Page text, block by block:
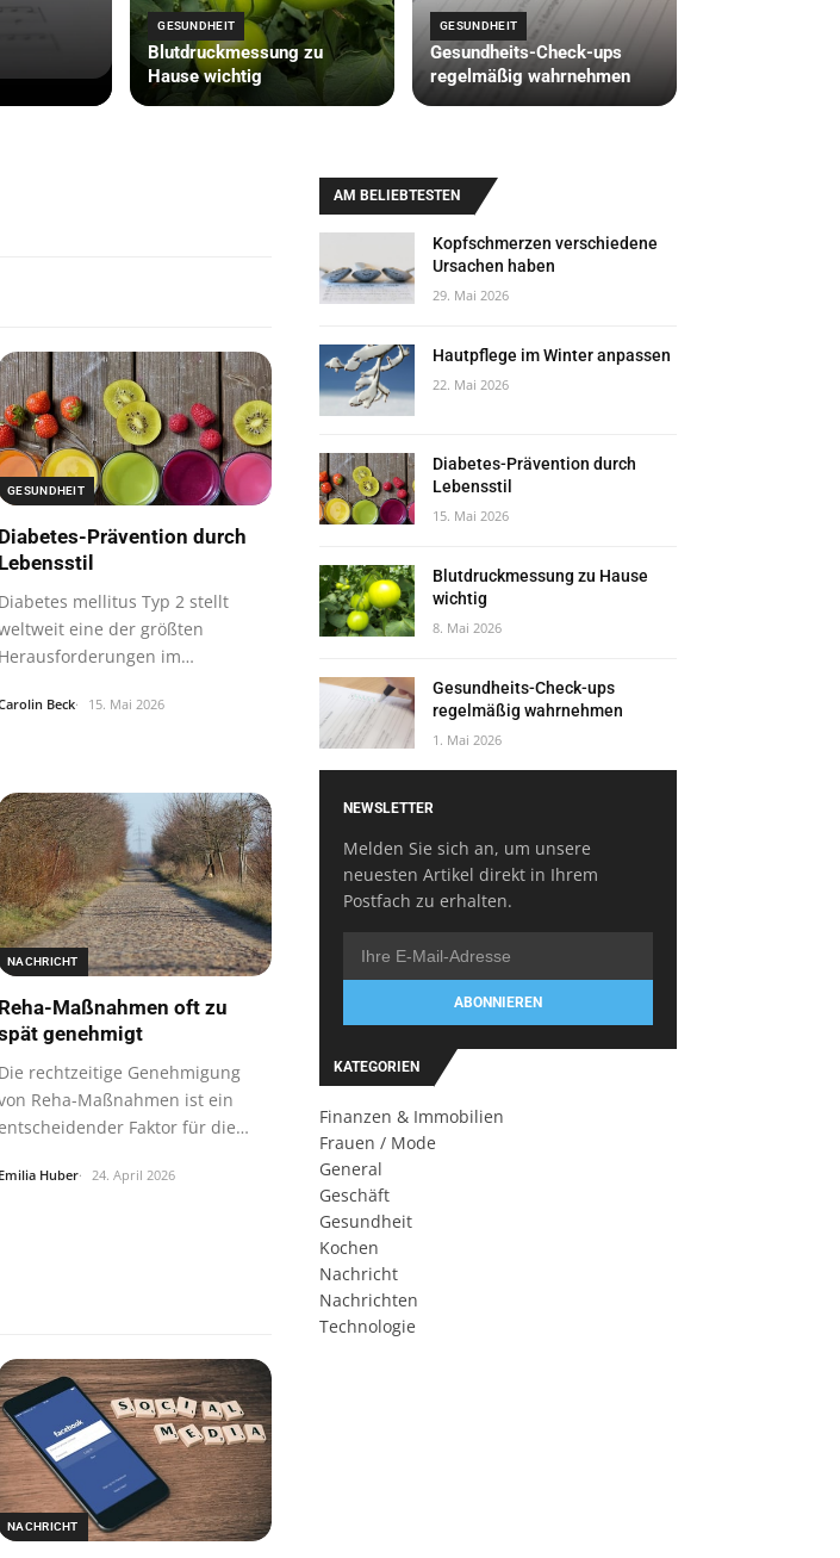
GESUNDHEIT
Blutdruckmessung zu
Hause wichtig
GESUNDHEIT
Gesundheits-Check-ups
regelmäßig wahrnehmen
GESUNDHEIT
Diabetes-Prävention durch
Lebensstil
Diabetes mellitus Typ 2 stellt
eine der größten
Herausforderungen im
Beck 15. Mai 2026
NACHRICHT
Reha-Maßnahmen oft zu
genehmigt
Die rechtzeitige Genehmigung
Reha-Maßnahmen ist ein
Faktor für die
Emilia Huber 24. April 2026
NACHRICHT
AM BELIEBTESTEN
Kopfschmerzen verschiedene
Ursachen haben
29. Mai 2026
Hautpflege im Winter anpassen
22. Mai 2026
Diabetes-Prävention durch
Lebensstil
15. Mai 2026
Blutdruckmessung zu Hause
wichtig
8. Mai 2026
Gesundheits-Check-ups
regelmäßig wahrnehmen
1. Mai 2026
NEWSLETTER
Melden Sie sich an, um unsere
neuesten Artikel direkt in Ihrem
Postfach zu erhalten.
ABONNIEREN
KATEGORIEN
Finanzen & Immobilien
Frauen / Mode
General
Geschäft
Gesundheit
Kochen
Nachricht
Nachrichten
Technologie